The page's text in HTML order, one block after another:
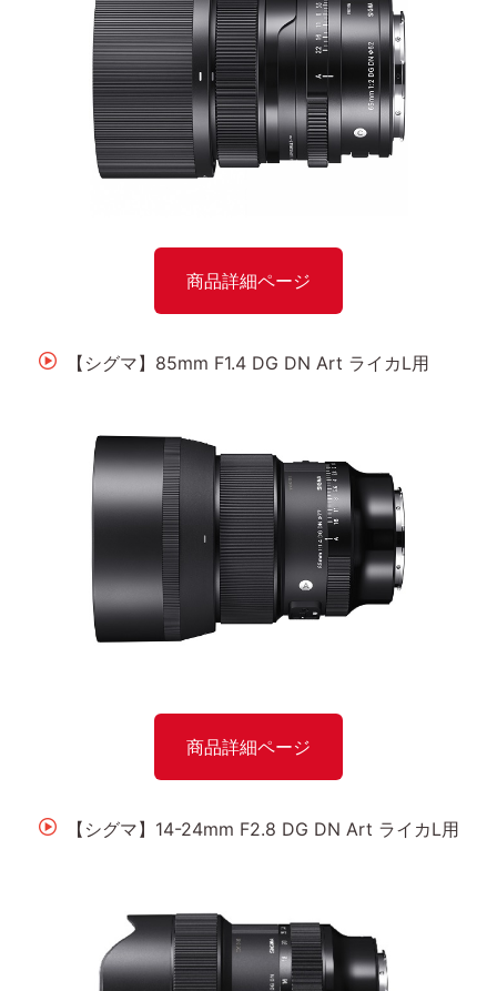
商品詳細ページ
【シグマ】85mm F1.4 DG DN Art ライカL用
商品詳細ページ
【シグマ】14-24mm F2.8 DG DN Art ライカL用